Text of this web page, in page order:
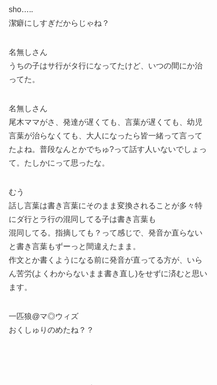
sho…..
潔癖にしすぎだからじゃね？
名無しさん
うちの子はサ行がタ行になってたけど、いつの間にか治
ってた。
名無しさん
尾木ママがさ、発達が遅くても、言葉が遅くても、幼児
言葉が治らなくても、大人になったら皆一緒って言って
たよね。普段なんとかでちゅ?って話す人いないでしょっ
て。たしかにって思ったな。
むう
話し言葉は書き言葉にそのまま変換されることが多々特
にダ行とラ行の混同してる子は書き言葉も
混同してる。指摘しても？って感じで、発音か直らない
と書き言葉もずーっと間違えたまま。
作文とか書くようになる前に発音が直ってる方が、いら
ん苦労(よくわからないまま書き直し)をせずに済むと思い
ます。
一匹狼@マ◎ウィズ
おくしゅりのめたね？？